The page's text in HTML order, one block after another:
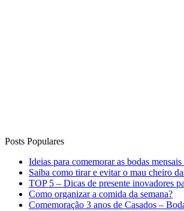
Posts Populares
Ideias para comemorar as bodas
Saiba como tirar e evitar o mau cheiro
TOP 5 – Dicas de presente inovadores
Como organizar a comida da semana?
Comemoração 3 anos de Casados –